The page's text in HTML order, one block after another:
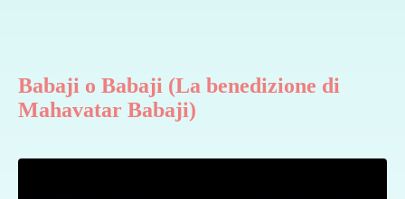
Babaji o Babaji (La benedizione di
Mahavatar Babaji)